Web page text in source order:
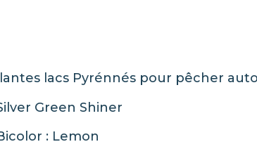
lacs Pyrénnés pour pêcher
Green Shiner
: Lemon